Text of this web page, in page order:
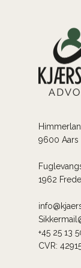
9600 Aars
1962
+45 25 13
CVR: